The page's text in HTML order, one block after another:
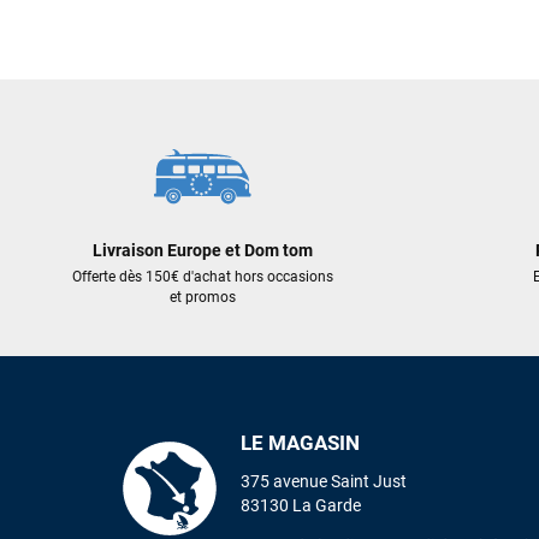
Livraison Europe et Dom tom
Offerte dès 150€ d'achat hors occasions
et promos
LE MAGASIN
375 avenue Saint Just
83130 La Garde